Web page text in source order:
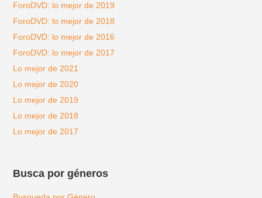
ForoDVD: lo mejor de 2019
ForoDVD: lo mejor de 2018
ForoDVD: lo mejor de 2016
ForoDVD: lo mejor de 2017
Lo mejor de 2021
Lo mejor de 2020
Lo mejor de 2019
Lo mejor de 2018
Lo mejor de 2017
Busca por géneros